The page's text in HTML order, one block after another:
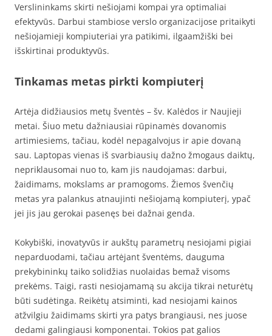
Verslininkams skirti nešiojami kompai yra optimaliai
efektyvūs. Darbui stambiose verslo organizacijose pritaikyti
nešiojamieji kompiuteriai yra patikimi, ilgaamžiški bei
išskirtinai produktyvūs.
Tinkamas metas pirkti kompiuterį
Artėja didžiausios metų šventės – šv. Kalėdos ir Naujieji
metai. Šiuo metu dažniausiai rūpinamės dovanomis
artimiesiems, tačiau, kodėl nepagalvojus ir apie dovaną
sau. Laptopas vienas iš svarbiausių dažno žmogaus daiktų,
nepriklausomai nuo to, kam jis naudojamas: darbui,
žaidimams, mokslams ar pramogoms. Žiemos švenčių
metas yra palankus atnaujinti nešiojamą kompiuterį, ypač
jei jis jau gerokai pasenęs bei dažnai genda.
Kokybiški, inovatyvūs ir aukštų parametrų nesiojami pigiai
neparduodami, tačiau artėjant šventėms, dauguma
prekybininkų taiko solidžias nuolaidas bemaž visoms
prekėms. Taigi, rasti nesiojamamą su akcija tikrai neturėtų
būti sudėtinga. Reikėtų atsiminti, kad nesiojami kainos
atžvilgiu žaidimams skirti yra patys brangiausi, nes juose
dedami galingiausi komponentai. Tokios pat galios